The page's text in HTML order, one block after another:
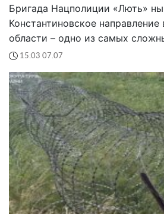
Бригада Нацполиции «Лють»
Константиновское
области – одно из самых
15:03 07.07